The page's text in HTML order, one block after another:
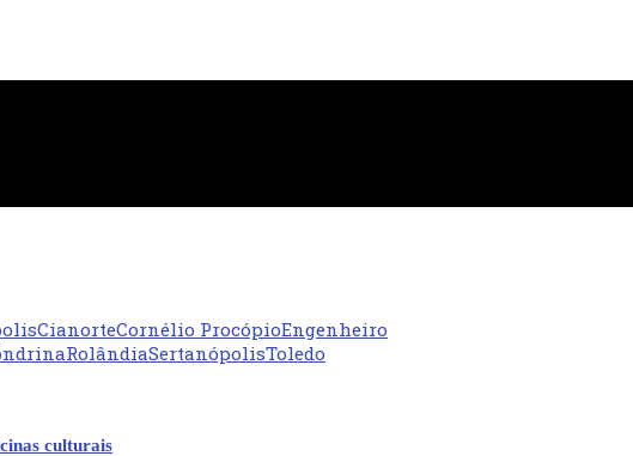
CianorteCornélio ProcópioEngenheiro
RolândiaSertanópolisToledo
culturais